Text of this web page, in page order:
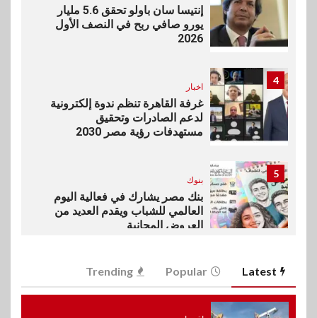
إنتيسا سان باولو تحقق 5.6 مليار
يورو صافي ربح في النصف الأول
2026
4
اخبار
غرفة القاهرة تنظم ندوة إلكترونية
لدعم الصادرات وتحقيق
مستهدفات رؤية مصر 2030
5
بنوك
بنك مصر يشارك في فعالية اليوم
العالمي للشباب ويقدم العديد من
العروض المجانية
6
بنوك
بنك QNB مصر يعزز جاهزية
Latest
Popular
Trending